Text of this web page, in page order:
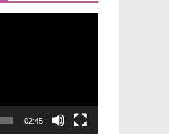
02:45